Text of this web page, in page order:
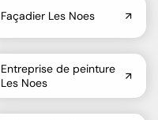
Façadier Les Noes
Entreprise de peinture
Les Noes